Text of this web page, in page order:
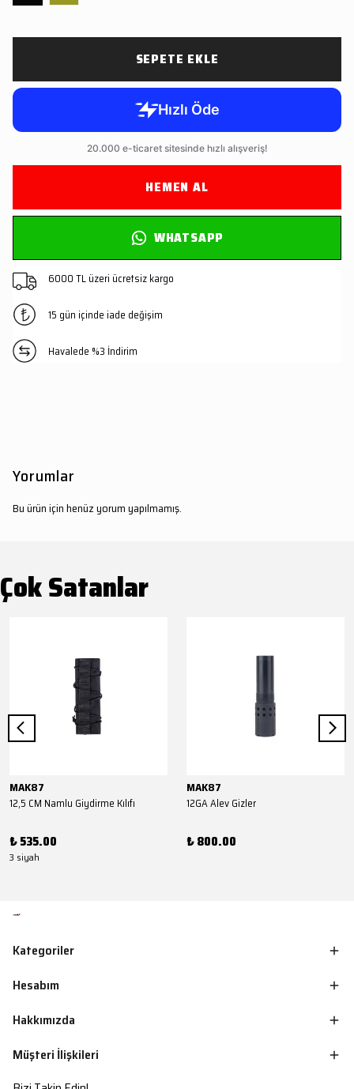
SEPETE EKLE
HEMEN AL
WHATSAPP
6000 TL üzeri ücretsiz kargo
15 gün içinde iade değişim
Havalede %3 İndirim
Yorumlar
Bu ürün için henüz yorum yapılmamış.
Çok Satanlar
MAK87
12,5 CM Namlu Giydirme Kılıfı
₺ 535.00
3 siyah
MAK87
12GA Alev Gizler
₺ 800.00
Kategoriler
Hesabım
Hakkımızda
Müşteri İlişkileri